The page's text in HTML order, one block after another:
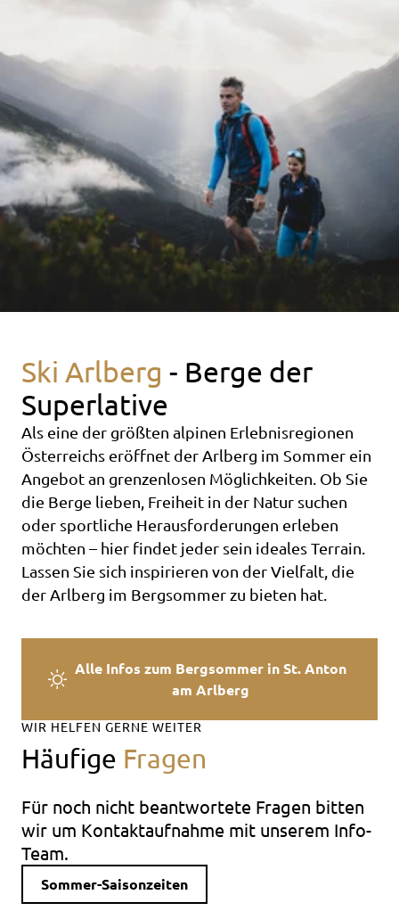
Ski Arlberg - Berge der
Superlative
Als eine der größten alpinen Erlebnisregionen
Österreichs eröffnet der Arlberg im Sommer ein
Angebot an grenzenlosen Möglichkeiten. Ob Sie
die Berge lieben, Freiheit in der Natur suchen
oder sportliche Herausforderungen erleben
möchten – hier findet jeder sein ideales Terrain.
Lassen Sie sich inspirieren von der Vielfalt, die
der Arlberg im Bergsommer zu bieten hat.
Alle Infos zum Bergsommer in St. Anton
am Arlberg
WIR HELFEN GERNE WEITER
Häufige Fragen
Für noch nicht beantwortete Fragen bitten
wir um Kontaktaufnahme mit unserem Info-
Team.
Sommer-Saisonzeiten